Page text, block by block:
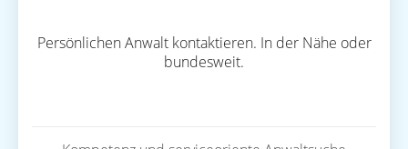
Persönlichen Anwalt kontaktieren. In der Nähe oder
bundesweit.